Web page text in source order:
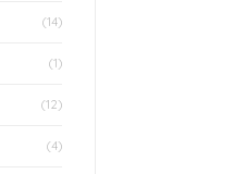
(14)
(1)
(12)
(4)